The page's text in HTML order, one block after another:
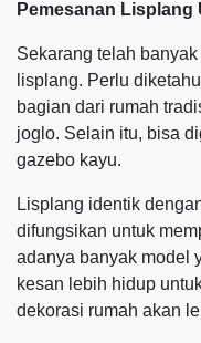
Pemesanan Lisplang
Sekarang telah
lisplang. Perlu
bagian dari rumah
joglo. Selain itu, bisa
gazebo kayu.
Lisplang identik
difungsikan untuk
adanya banyak model
kesan lebih hidup
dekorasi rumah akan